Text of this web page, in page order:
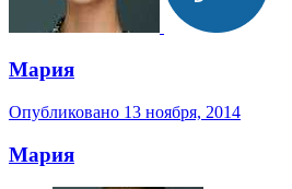
Мария
Опубликовано 13 ноября, 2014
Мария